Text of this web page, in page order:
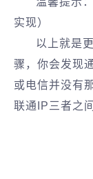
实现）
以上就是
骤，你会发现
或电信并没有
联通IP三者之